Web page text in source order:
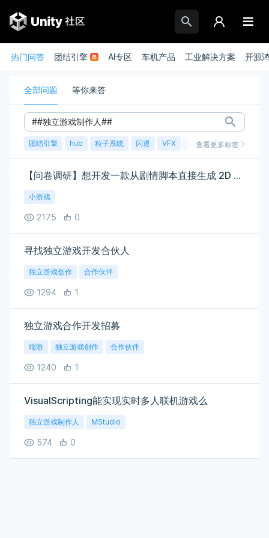
热门问答 团结引擎 AI专区 车机产品 工业解决方案 开源
全部问题 等你来答
团结引擎 hub 粒子系统 闪退 VFX 崩溃 账号 渲染
查看更多标签
【问卷调研】想开发一款从剧情脚本直接生成 2D 关卡原型的工具，诚邀各位聊聊
小游戏
2175 0
寻找独立游戏开发合伙人
独立游戏创作 合作伙伴
1294 1
独立游戏合作开发招募
端游 独立游戏创作 合作伙伴
1240 1
VisualScripting能实现实时多人联机游戏么
独立游戏制作人 MStudio
574 0